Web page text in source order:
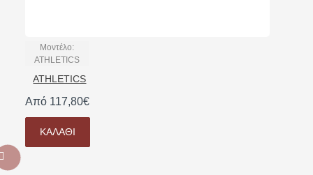
Μοντέλο:
ATHLETICS
ATHLETICS
Από 117,80€
ΚΑΛΆΘΙ